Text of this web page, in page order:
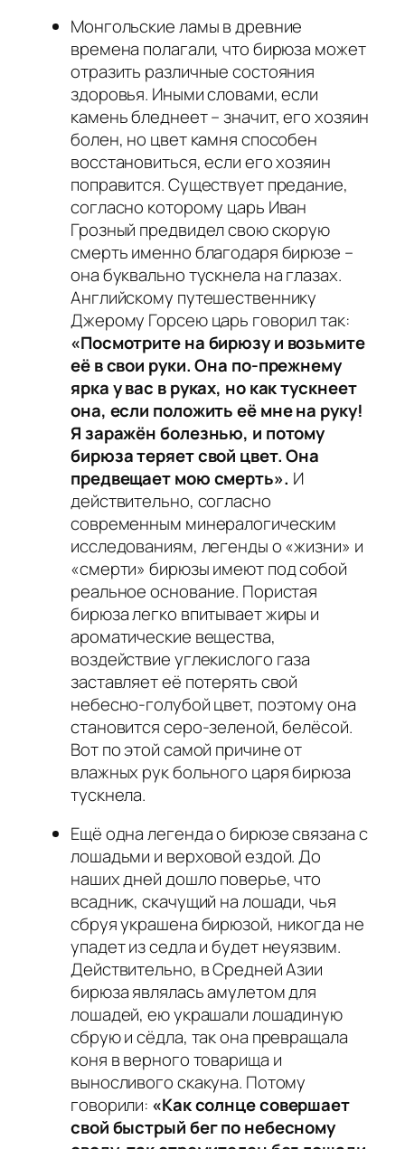
Монгольские ламы в древние
времена полагали, что бирюза может
отразить различные состояния
здоровья. Иными словами, если
камень бледнеет – значит, его хозяин
болен, но цвет камня способен
восстановиться, если его хозяин
поправится. Существует предание,
согласно которому царь Иван
Грозный предвидел свою скорую
смерть именно благодаря бирюзе –
она буквально тускнела на глазах.
Английскому путешественнику
Джерому Горсею царь говорил так:
«Посмотрите на бирюзу и возьмите
её в свои руки. Она по-прежнему
ярка у вас в руках, но как тускнеет
она, если положить её мне на руку!
Я заражён болезнью, и потому
бирюза теряет свой цвет. Она
предвещает мою смерть». И
действительно, согласно
современным минералогическим
исследованиям, легенды о «жизни» и
«смерти» бирюзы имеют под собой
реальное основание. Пористая
бирюза легко впитывает жиры и
ароматические вещества,
воздействие углекислого газа
заставляет её потерять свой
небесно-голубой цвет, поэтому она
становится серо-зеленой, белёсой.
Вот по этой самой причине от
влажных рук больного царя бирюза
тускнела.
Ещё одна легенда о бирюзе связана с
лошадьми и верховой ездой. До
наших дней дошло поверье, что
всадник, скачущий на лошади, чья
сбруя украшена бирюзой, никогда не
упадет из седла и будет неуязвим.
Действительно, в Средней Азии
бирюза являлась амулетом для
лошадей, ею украшали лошадиную
сбрую и сёдла, так она превращала
коня в верного товарища и
выносливого скакуна. Потому
говорили: «Как солнце совершает
свой быстрый бег по небесному